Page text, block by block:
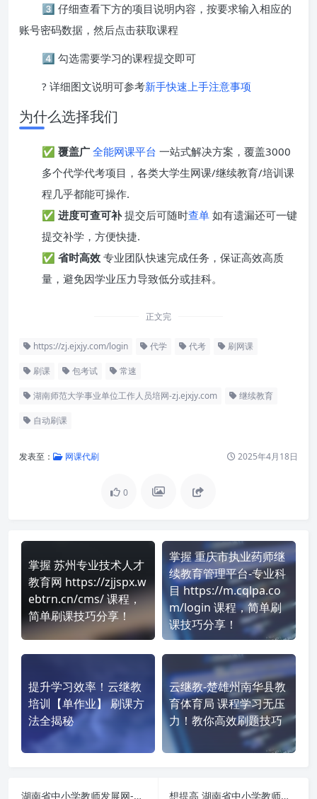
3️⃣ 仔细查看下方的项目说明内容，按要求输入相应的
账号密码数据，然后点击获取课程
4️⃣ 勾选需要学习的课程提交即可
? 详细图文说明可参考新手快速上手注意事项
为什么选择我们
✅ 覆盖广 全能网课平台 一站式解决方案，覆盖3000
多个代学代考项目，各类大学生网课/继续教育/培训课
程几乎都能可操作.
✅ 进度可查可补提交后可随时查单 如有遗漏还可一键
提交补学，方便快捷.
✅ 省时高效 专业团队快速完成任务，保证高效高质
量，避免因学业压力导致低分或挂科。
正文完
https://zj.ejxjy.com/login 代学 代考 刷网课
刷课 包考试 常速
湖南师范大学事业单位工作人员培网-zj.ejxjy.com 继续教育
自动刷课
发表至： 网课代刷 2025年4月18日
0
掌握 苏州专业技术人才
教育网 https://zjjspx.w
ebtrn.cn/cms/ 课程，
简单刷课技巧分享！
掌握 重庆市执业药师继
续教育管理平台-专业科
目 https://m.cqlpa.co
m/login 课程，简单刷
课技巧分享！
提升学习效率！云继教
培训【单作业】 刷课方
法全揭秘
云继教-楚雄州南华县教
育体育局 课程学习无压
力！教你高效刷题技巧
湖南省中小学教师发展网-视频+作业 课程学习无压力！教你高效刷题技巧 想提高 湖南省中小学教师发展网-单作业 刷课效率？看看这些实用技巧